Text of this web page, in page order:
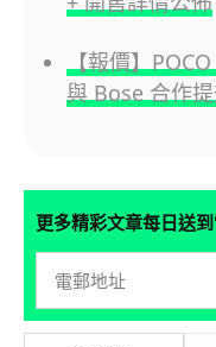
【報價】
與 Bose 合作
更多精彩文章每日送